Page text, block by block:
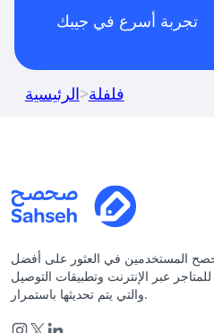
تجربة أسرع في جيبك
الرئيسية>فلفلة
المستخدمين في العثور على أفضل
عبر الإنترنت وتطبيقات التوصيل
والتي يتم تحديثها باستمرار.